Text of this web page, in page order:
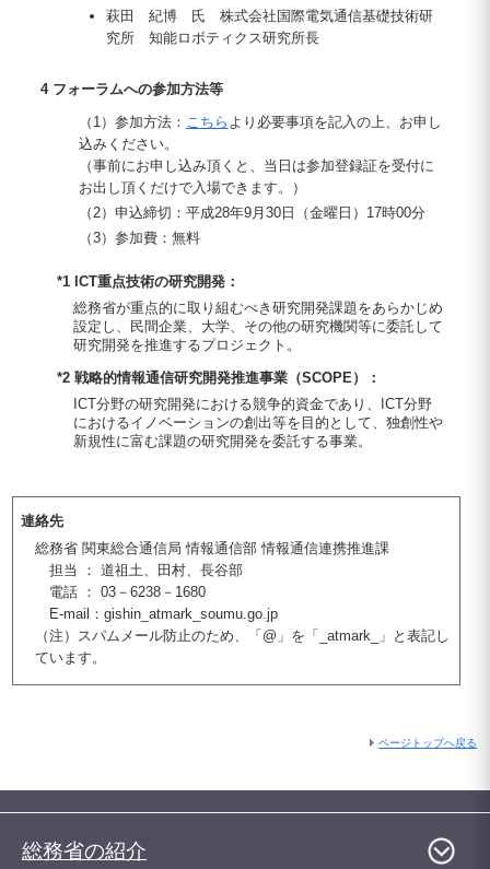
萩田 紀博 氏 株式会社国際電気通信基礎技術研
究所 知能ロボティクス研究所長
4 フォーラムへの参加方法等
（1）参加方法： こちら より必要事項を記入の上、お申し
込みください。
（事前にお申し込み頂くと、当日は参加登録証を受付に
お出し頂くだけで入場できます。）
（2）申込締切：平成28年9月30日（金曜日）17時00分
（3）参加費：無料
*1 ICT重点技術の研究開発：
総務省が重点的に取り組むべき研究開発課題をあらかじめ
設定し、民間企業、大学、その他の研究機関等に委託して
研究開発を推進するプロジェクト。
*2 戦略的情報通信研究開発推進事業（SCOPE）：
ICT分野の研究開発における競争的資金であり、ICT分野
におけるイノベーションの創出等を目的として、独創性や
新規性に富む課題の研究開発を委託する事業。
連絡先
総務省 関東総合通信局 情報通信部 情報通信連携推進課
担当 ： 道祖土、田村、長谷部
電話 ： 03－6238－1680
E-mail：gishin_atmark_soumu.go.jp
（注）スパムメール防止のため、「@」を「_atmark_」と表記し
ています。
ページトップへ戻る
総務省の紹介